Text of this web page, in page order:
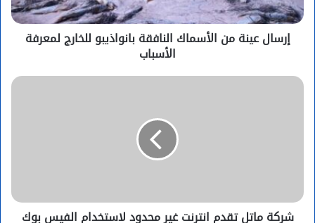
إرسال عينة من الأسماك النافقة بانواذيبو للخارج لمعرفة
الأسباب
شركة ماتل تقدم انترنت غير محدود لاستخدام الفيس بوك